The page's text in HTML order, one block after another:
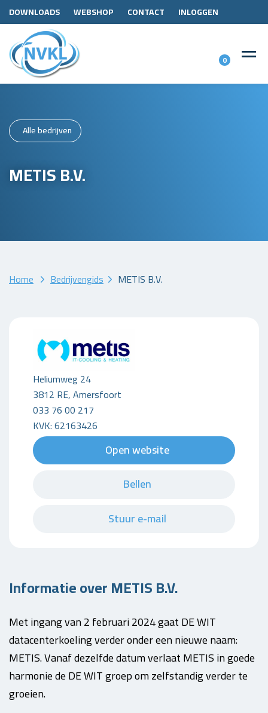
DOWNLOADS WEBSHOP CONTACT INLOGGEN
0
Alle bedrijven
METIS B.V.
Home Bedrijvengids METIS B.V.
Heliumweg 24
3812 RE, Amersfoort
033 76 00 217
KVK: 62163426
Open website
Bellen
Stuur e-mail
Informatie over METIS B.V.
Met ingang van 2 februari 2024 gaat DE WIT
datacenterkoeling verder onder een nieuwe naam:
METIS. Vanaf dezelfde datum verlaat METIS in goede
harmonie de DE WIT groep om zelfstandig verder te
groeien.